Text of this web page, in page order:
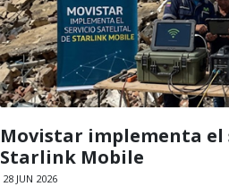
Movistar implementa
Starlink Mobile
28 JUN 2026